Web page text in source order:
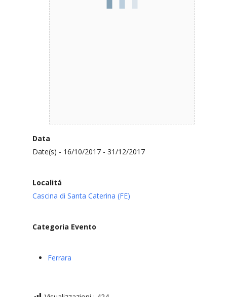
Data
Date(s) - 16/10/2017 - 31/12/2017
Localitá
Cascina di Santa Caterina (FE)
Categoria Evento
Ferrara